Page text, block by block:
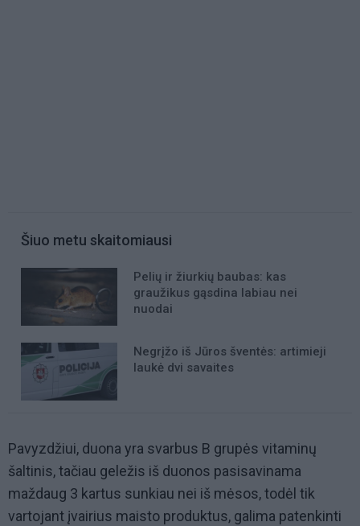
Šiuo metu skaitomiausi
Pelių ir žiurkių baubas: kas
graužikus gąsdina labiau nei
nuodai
Negrįžo iš Jūros šventės: artimieji
laukė dvi savaites
Pavyzdžiui, duona yra svarbus B grupės vitaminų
šaltinis, tačiau geležis iš duonos pasisavinama
maždaug 3 kartus sunkiau nei iš mėsos, todėl tik
vartojant įvairius maisto produktus, galima patenkinti